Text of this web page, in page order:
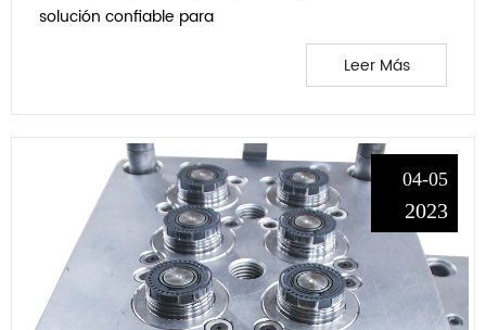
solución confiable para
Leer Más
04-05
2023